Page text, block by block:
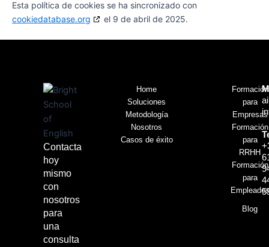
Esta política de cookies se ha sincronizado con
cookiedatabase.org
el 9 de abril de 2025.
Contacta
hoy
mismo
con
nosotros
para
una
consulta
Home
Soluciones
Metodología
Nosotros
Casos de éxito
Formación
para
Empresas
Formación
para
RRHH
Formación
para
Empleados
Blog